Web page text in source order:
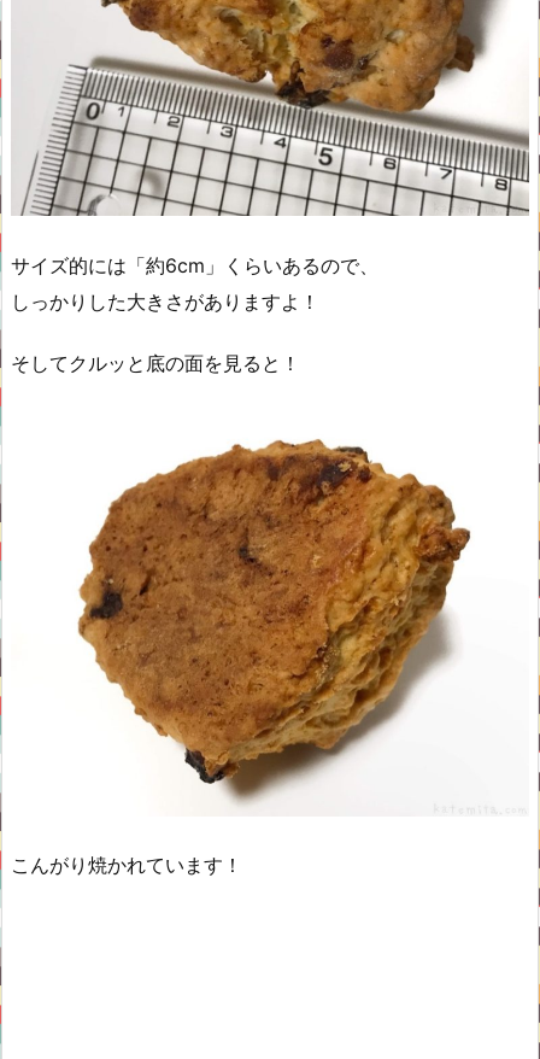
サイズ的には「約6cm」くらいあるので、
しっかりした大きさがありますよ！
そしてクルッと底の面を見ると！
こんがり焼かれています！